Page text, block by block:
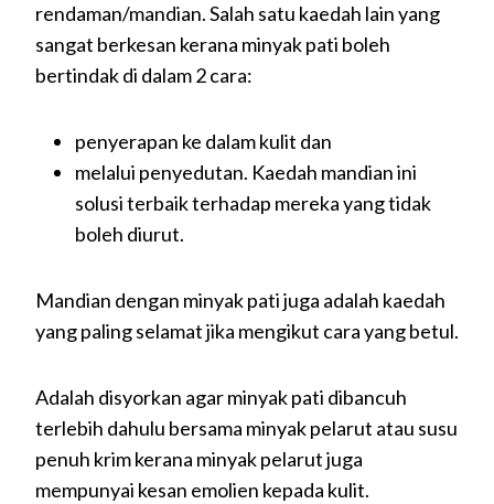
rendaman/mandian. Salah satu kaedah lain yang
sangat berkesan kerana minyak pati boleh
bertindak di dalam 2 cara:
penyerapan ke dalam kulit dan
melalui penyedutan. Kaedah mandian ini
solusi terbaik terhadap mereka yang tidak
boleh diurut.
Mandian dengan minyak pati juga adalah kaedah
yang paling selamat jika mengikut cara yang betul.
Adalah disyorkan agar minyak pati dibancuh
terlebih dahulu bersama minyak pelarut atau susu
penuh krim kerana minyak pelarut juga
mempunyai kesan emolien kepada kulit.